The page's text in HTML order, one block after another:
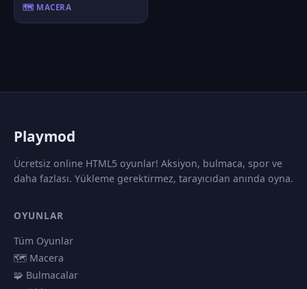
🗺️ MACERA
Playmod
Ücretsiz online HTML5 oyunlar! Aksiyon, bulmaca, spor ve
daha fazlası. Yükleme gerektirmez, tarayıcıdan anında oyna.
OYUNLAR
Tüm Oyunlar
🗺️ Macera
🧩 Bulmacalar